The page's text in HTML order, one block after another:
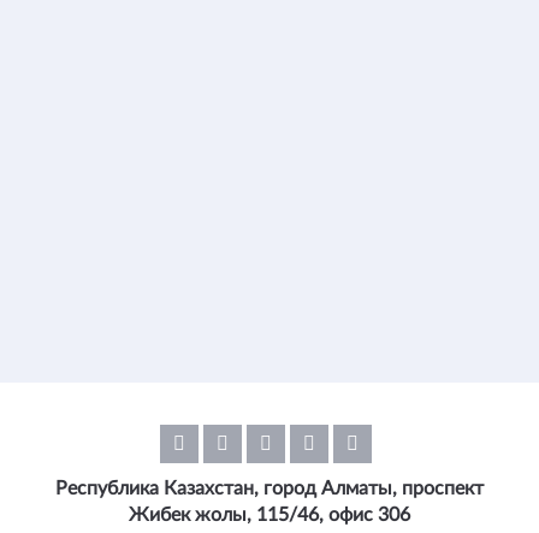
Республика Казахстан, город Алматы, проспект
Жибек жолы, 115/46, офис 306